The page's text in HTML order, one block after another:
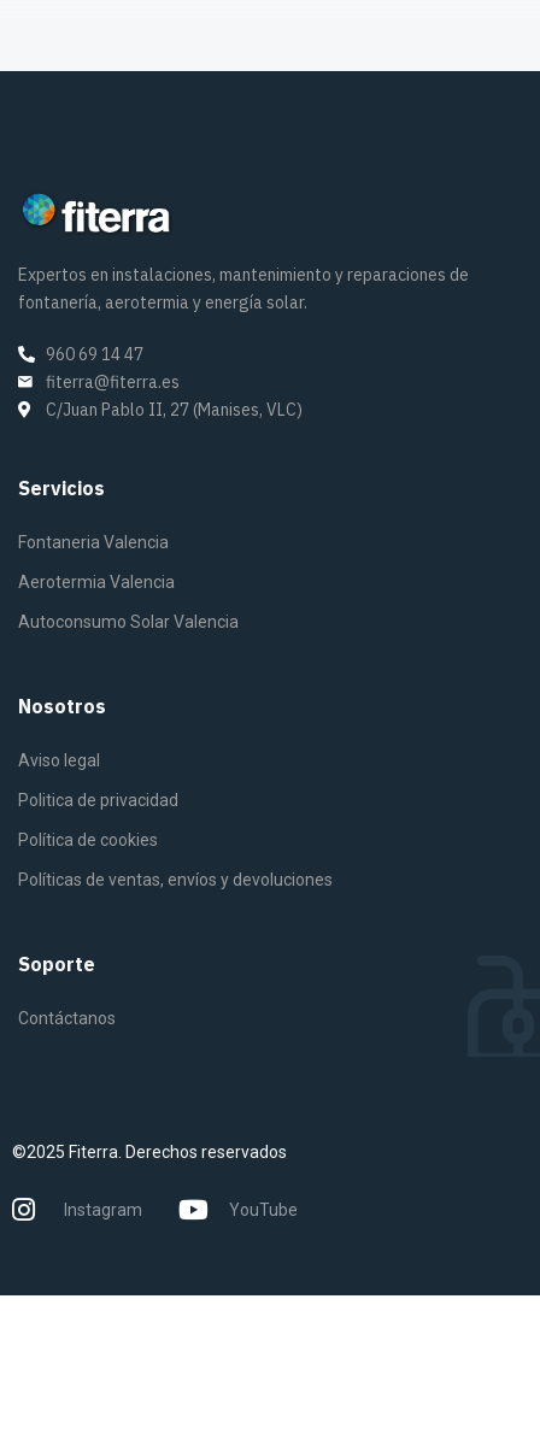
Expertos en instalaciones, mantenimiento y reparaciones de
fontanería, aerotermia y energía solar.
960 69 14 47
fiterra@fiterra.es
C/Juan Pablo II, 27 (Manises, VLC)
Servicios
Fontaneria Valencia
Aerotermia Valencia
Autoconsumo Solar Valencia
Nosotros
Aviso legal
Politica de privacidad
Política de cookies
Políticas de ventas, envíos y devoluciones
Soporte
Contáctanos
©2025 Fiterra. Derechos reservados
Instagram YouTube